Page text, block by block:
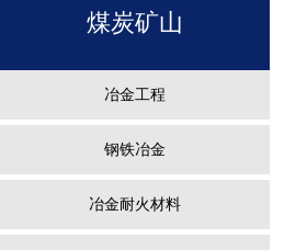
煤炭矿山
冶金工程
钢铁冶金
冶金耐火材料